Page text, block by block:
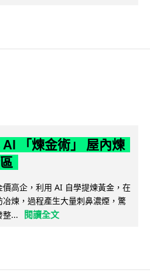
「煉金術」 屋內煉
高企，利用 AI 自學提煉黃金，在
煉，過程產生大量刺鼻濃煙，驚
整...
閱讀全文